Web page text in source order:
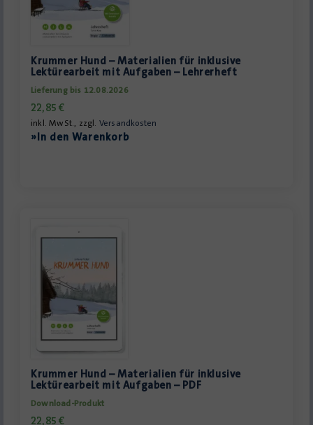
Krummer Hund – Materialien für inklusive
Lektürearbeit mit Aufgaben – Lehrerheft
Lieferung bis 12.08.2026
22,85€
inkl. MwSt., zzgl. Versandkosten
»In den Warenkorb
Krummer Hund – Materialien für inklusive
Lektürearbeit mit Aufgaben – PDF
Download-Produkt
22,85€